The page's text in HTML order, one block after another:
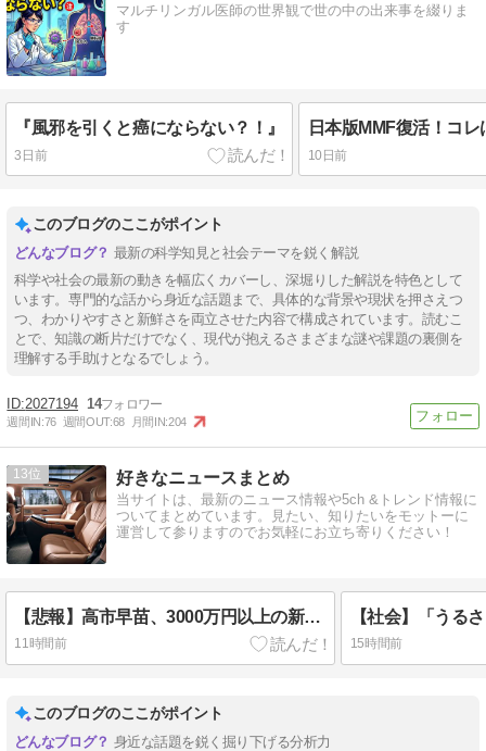
マルチリンガル医師の世界観で世の中の出来事を綴りま
す
『風邪を引くと癌にならない？！』
3日前
日本版MMF復活！コ
10日前
このブログのここがポイント
最新の科学知見と社会テーマを鋭く解説
科学や社会の最新の動きを幅広くカバーし、深堀りした解説を特色として
います。専門的な話から身近な話題まで、具体的な背景や現状を押さえつ
つ、わかりやすさと新鮮さを両立させた内容で構成されています。読むこ
とで、知識の断片だけでなく、現代が抱えるさまざまな謎や課題の裏側を
理解する手助けとなるでしょう。
2027194 14
週間IN:76 週間OUT:68 月間IN:204
13 好きなニュースまとめ
当サイトは、最新のニュース情報や5ch &トレンド情報に
ついてまとめています。見たい、知りたいをモットーに
運営して参りますのでお気軽にお立ち寄りください！
【悲報】高市早苗、3000万円以上の新公用車内で煙草を吸ってしまう…
11時間前 15時間前
このブログのここがポイント
身近な話題を鋭く掘り下げる分析力